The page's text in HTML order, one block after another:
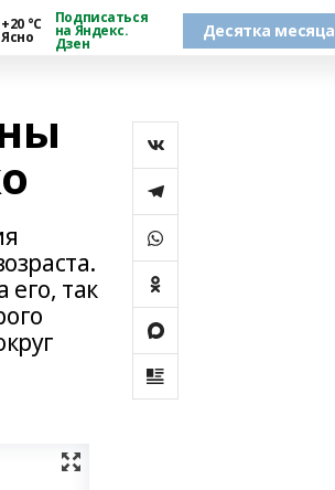
+20 °С
Ясно
Подписаться
на Яндекс.
Дзен
Десятка месяца
его, так